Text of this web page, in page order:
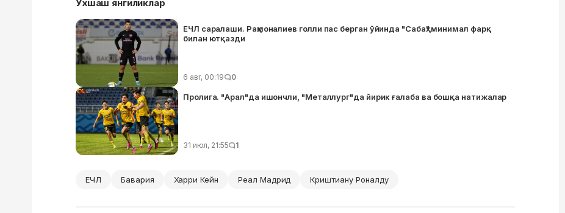
Ўхшаш янгиликлар
ЕЧЛ саралаши. Раҳмоналиев голли пас берган ўйинда "Сабаҳ" минимал фарқ
билан ютқазди
6 авг, 00:19 0
Пролига. "Арал"да ишончли, "Металлург"да йирик ғалаба ва бошқа натижалар
31 июл, 21:55 1
ЕЧЛ Бавария Харри Кейн Реал Мадрид Криштиану Роналду